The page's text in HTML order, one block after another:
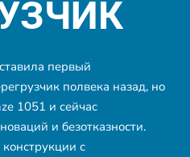
первый
полвека назад, но
1051 и сейчас
и безотказности.
с